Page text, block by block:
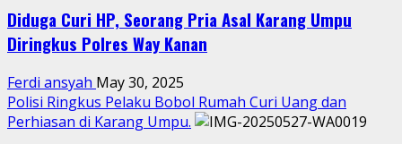
Diduga Curi HP, Seorang Pria Asal Karang Umpu
Diringkus Polres Way Kanan
Ferdi ansyah May 30, 2025
Polisi Ringkus Pelaku Bobol Rumah Curi Uang dan
Perhiasan di Karang Umpu.